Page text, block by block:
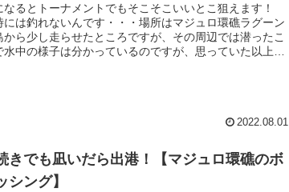
なるとトーナメントでもそこそこいいとこ狙えます！
には釣れないんです・・・場所はマジュロ環礁ラグーン
から少し走らせたところですが、その周辺では潜ったこ
水中の様子は分かっているのですが、思っていた以上に
2022.08.01
きでも凪いだら出港！【マジュロ環礁のボ
シング】